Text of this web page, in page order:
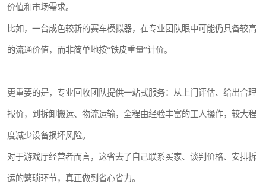
价值和市场需求。
比如，一台成色较新的赛车模拟器，在专业团队眼中可能仍具备较高
的流通价值，而非简单地按“铁皮重量”计价。
更重要的是，专业回收团队提供一站式服务：从上门评估、给出合理
报价，到拆卸搬运、物流运输，全程由经验丰富的工人操作，较大程
度减少设备损坏风险。
对于游戏厅经营者而言，这省去了自己联系买家、谈判价格、安排拆
运的繁琐环节，真正做到省心省力。